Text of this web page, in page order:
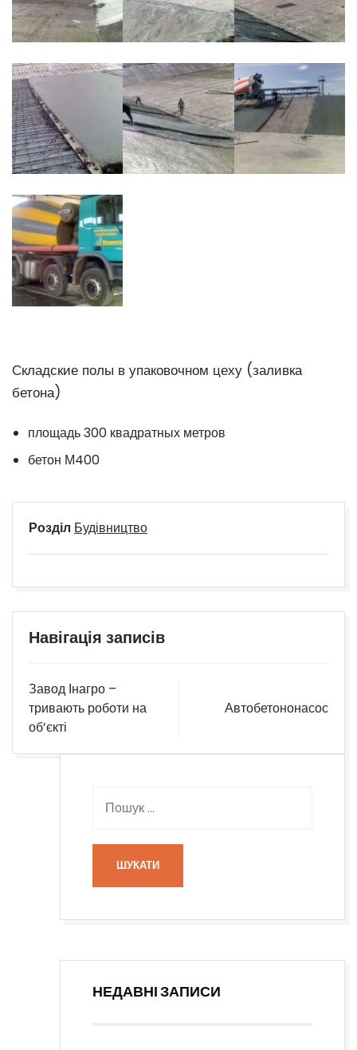
Складские полы в упаковочном цеху (заливка
бетона)
площадь 300 квадратных метров
бетон М400
Розділ Будівництво
Навігація записів
Завод Інагро –
тривають роботи на
об’єкті
Автобетононасос
НЕДАВНІ ЗАПИСИ